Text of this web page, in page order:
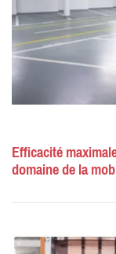
Efficacité
domaine de la